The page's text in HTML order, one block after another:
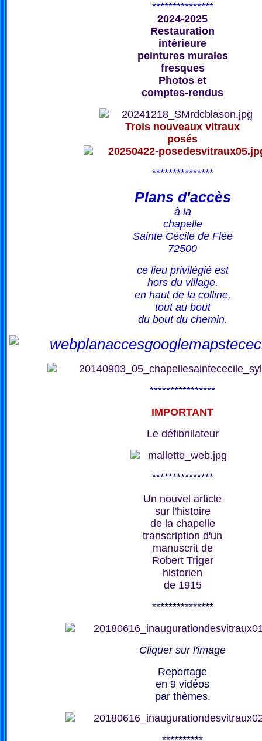
***************
2024-2025
Restauration
intérieure
peintures murales
fresques
Photos et
comptes-rendus
Trois nouveaux vitraux
posés
***************
Plans d'accès
à la
chapelle
Sainte Cécile de Flée
72500
ce lieu privilégié est
hors du village,
en haut de la colline,
tout au bout
du bout du chemin.
****************
IMPORTANT
Le défibrillateur
***************
Un nouvel article
sur l'histoire
de la chapelle
transcription d'un
manuscrit de
Robert Triger
historien
de 1915
***************
Cliquer sur l'image
Reportage
en 9 vidéos
par thèmes.